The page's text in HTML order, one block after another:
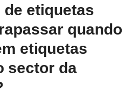
etiquetas
quando
etiquetas
sector da